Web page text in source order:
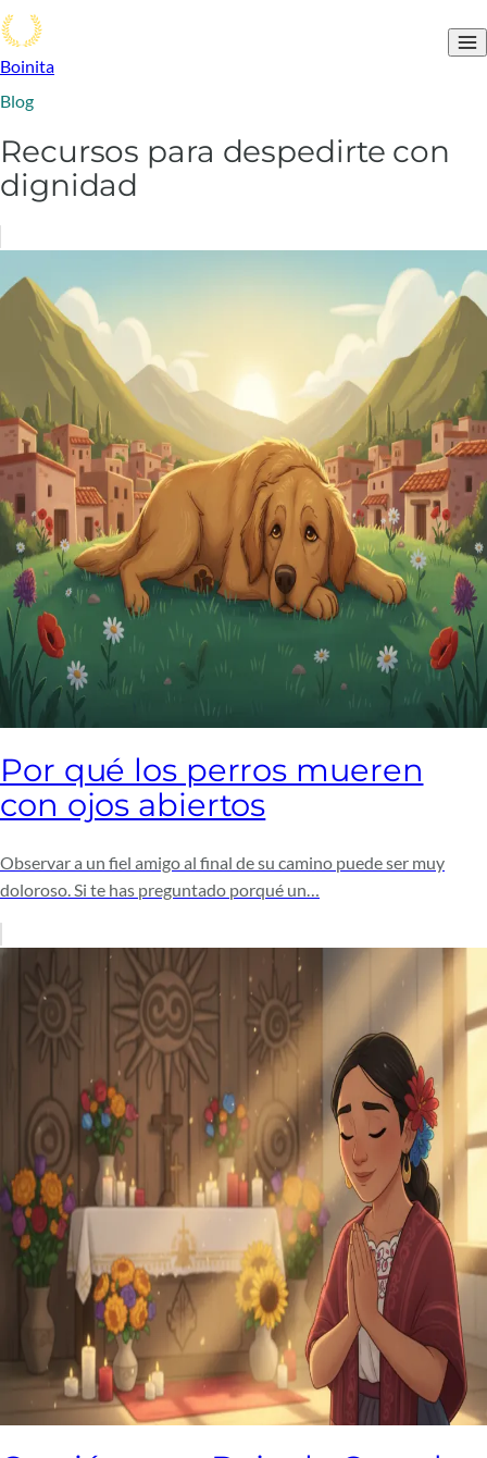
Boinita
Blog
Recursos para despedirte con
dignidad
Por qué los perros mueren
con ojos abiertos
Observar a un fiel amigo al final de su camino puede ser muy
doloroso. Si te has preguntado porqué un…